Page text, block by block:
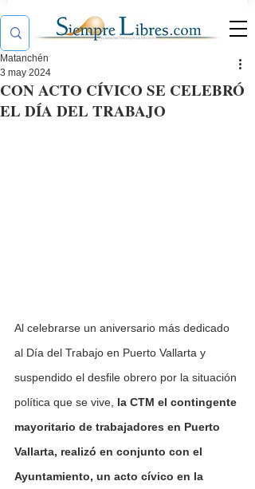
CON ACTO CÍVICO SE CELEBRÓ
EL DÍA DEL TRABAJO
Matanchén
3 may 2024
Al celebrarse un aniversario más dedicado
al Día del Trabajo en Puerto Vallarta y
suspendido el desfile obrero por la situación
política que se vive, la CTM el contingente
mayoritario de trabajadores en Puerto
Vallarta, realizó en conjunto con el
Ayuntamiento, un acto cívico en la